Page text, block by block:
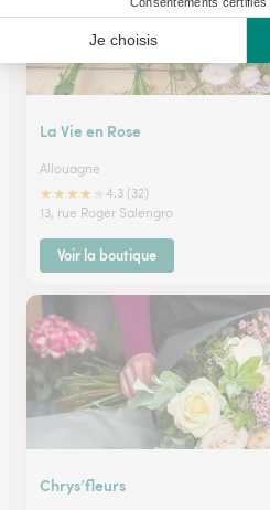
La Vie en Rose
Allouagne
★★★★
4.3 (32)
13, rue Roger Salengro
Voir la boutique
Chrys’fleurs